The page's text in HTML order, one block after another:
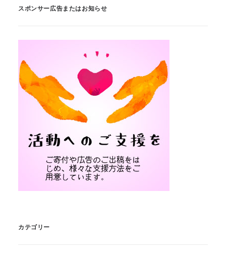
スポンサー広告またはお知らせ
カテゴリー